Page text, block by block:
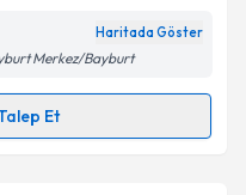
ilişkin
Aydınlatma
verilerimin belirtilen
Haritada Göster
Merkez/Bayburt
Et